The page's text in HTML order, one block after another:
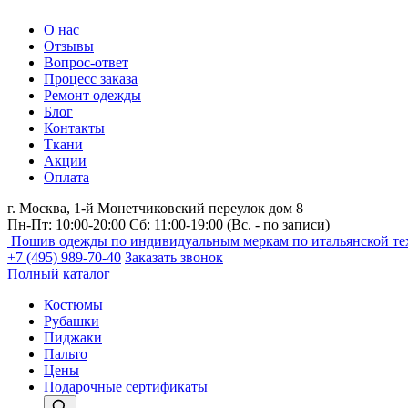
О нас
Отзывы
Вопрос-ответ
Процесс заказа
Ремонт одежды
Блог
Контакты
Ткани
Акции
Оплата
г. Москва, 1-й Монетчиковский переулок дом 8
Пн-Пт: 10:00-20:00 Сб: 11:00-19:00 (Вс. - по записи)
Пошив одежды по индивидуальным меркам по итальянской
+7 (495) 989-70-40 Заказать звонок
Полный каталог
Костюмы
Рубашки
Пиджаки
Пальто
Цены
Подарочные сертификаты